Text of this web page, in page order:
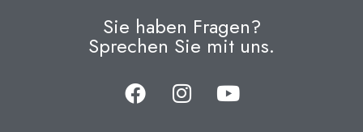
Sie haben Fragen?
Sprechen Sie mit uns.